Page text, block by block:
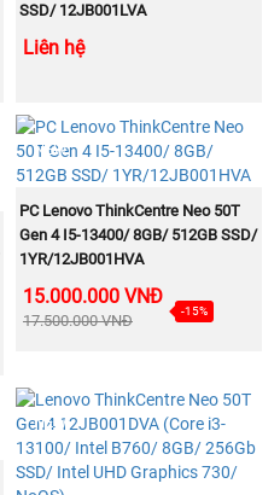
SSD/ 12JB001LVA
Liên hệ
NEW
MUA NGAY
PC Lenovo ThinkCentre Neo 50T
Gen 4 I5-13400/ 8GB/ 512GB SSD/
1YR/12JB001HVA
15.000.000 VNĐ
17.500.000 VNĐ
-15%
NEW